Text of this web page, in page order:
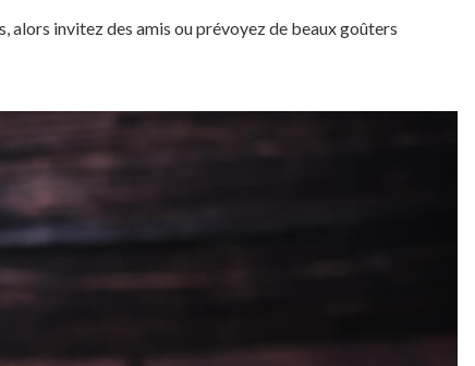
alors invitez des amis ou prévoyez de beaux goûters